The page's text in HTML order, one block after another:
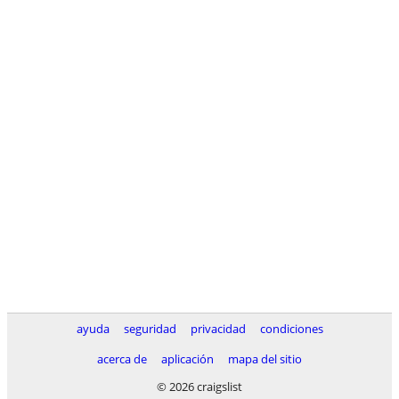
ayuda seguridad privacidad
condiciones
acerca de
aplicación
mapa del sitio
© 2026 craigslist